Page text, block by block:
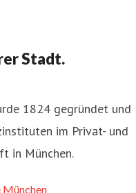
Stadt.
1824 gegründet und
im Privat- und
in München.